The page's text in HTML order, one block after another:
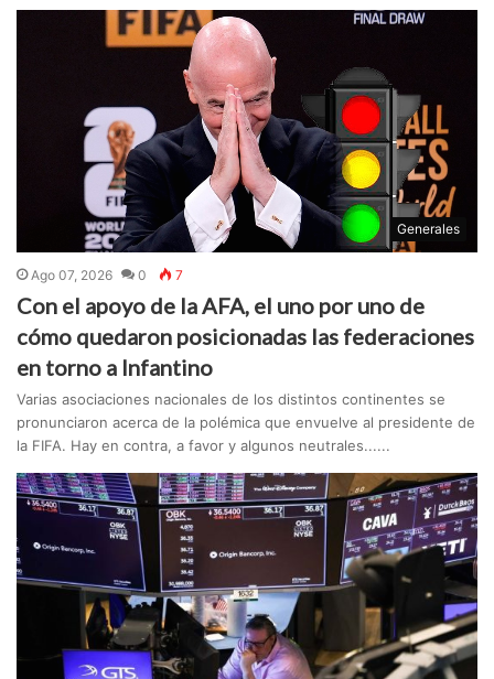
Generales
Ago 07, 2026 0 7
Con el apoyo de la AFA, el uno por uno de
cómo quedaron posicionadas las federaciones
en torno a Infantino
Varias asociaciones nacionales de los distintos continentes se
pronunciaron acerca de la polémica que envuelve al presidente de
la FIFA. Hay en contra, a favor y algunos neutrales......